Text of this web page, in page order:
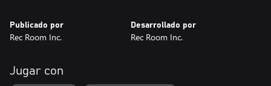
Publicado por
Rec Room Inc.
Desarrollado por
Rec Room Inc.
Jugar con